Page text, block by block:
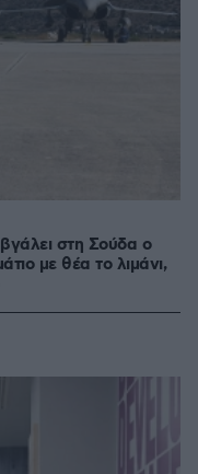
στη Σούδα ο
με θέα το λιμάνι,